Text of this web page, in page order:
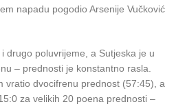
napadu pogodio Arsenije Vučković
drugo poluvrijeme, a Sutjeska je u
– prednosti je konstantno rasla.
vratio dvocifrenu prednost (57:45), a
za velikih 20 poena prednosti –